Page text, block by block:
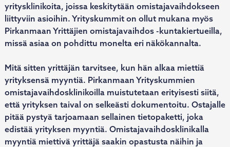
yritysklinikoita, joissa keskitytään omistajavaihdokseen
liittyviin asioihin. Yrityskummit on ollut mukana myös
Pirkanmaan Yrittäjien omistajavaihdos -kuntakiertueilla,
missä asiaa on pohdittu monelta eri näkökannalta.
Mitä sitten yrittäjän tarvitsee, kun hän alkaa miettiä
yrityksensä myyntiä. Pirkanmaan Yrityskummien
omistajavaihdosklinikoilla muistutetaan erityisesti siitä,
että yrityksen taival on selkeästi dokumentoitu. Ostajalle
pitää pystyä tarjoamaan sellainen tietopaketti, joka
edistää yrityksen myyntiä. Omistajavaihdosklinikalla
myyntiä miettivä yrittäjä saakin opastusta näihin ja